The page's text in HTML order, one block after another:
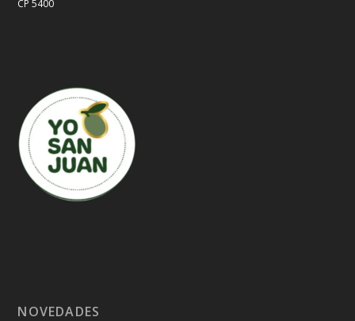
CP 5400
NOVEDADES